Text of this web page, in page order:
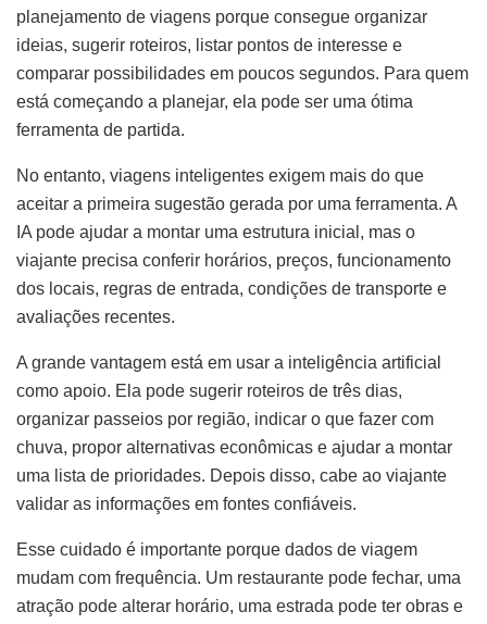
planejamento de viagens porque consegue organizar
ideias, sugerir roteiros, listar pontos de interesse e
comparar possibilidades em poucos segundos. Para quem
está começando a planejar, ela pode ser uma ótima
ferramenta de partida.
No entanto, viagens inteligentes exigem mais do que
aceitar a primeira sugestão gerada por uma ferramenta. A
IA pode ajudar a montar uma estrutura inicial, mas o
viajante precisa conferir horários, preços, funcionamento
dos locais, regras de entrada, condições de transporte e
avaliações recentes.
A grande vantagem está em usar a inteligência artificial
como apoio. Ela pode sugerir roteiros de três dias,
organizar passeios por região, indicar o que fazer com
chuva, propor alternativas econômicas e ajudar a montar
uma lista de prioridades. Depois disso, cabe ao viajante
validar as informações em fontes confiáveis.
Esse cuidado é importante porque dados de viagem
mudam com frequência. Um restaurante pode fechar, uma
atração pode alterar horário, uma estrada pode ter obras e